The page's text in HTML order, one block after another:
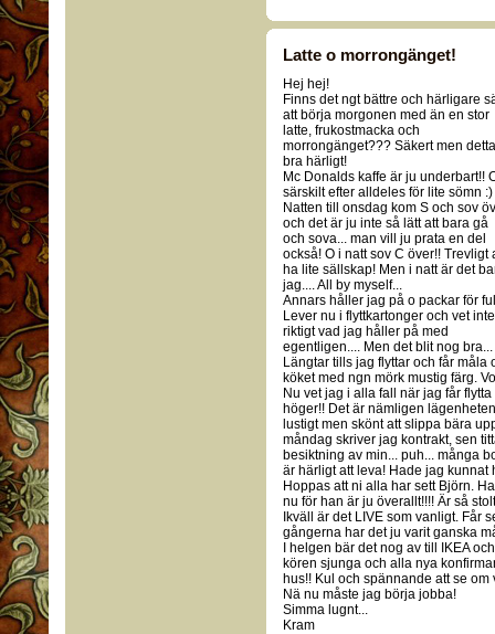
Latte o morrongänget!
Hej hej!
Finns det ngt bättre och härligare
att börja morgonen med än en stor
latte, frukostmacka och
morrongänget??? Säkert men
bra härligt!
Mc Donalds kaffe är ju underbart!!
särskilt efter alldeles för lite sömn :)
Natten till onsdag kom S och sov
och det är ju inte så lätt att bara gå
och sova... man vill ju prata en del
också! O i natt sov C över!! Trevligt
ha lite sällskap! Men i natt är det
jag.... All by myself...
Annars håller jag på o packar för
Lever nu i flyttkartonger och vet inte
riktigt vad jag håller på med
egentligen.... Men det blit nog
Längtar tills jag flyttar och får
köket med ngn mörk mustig färg.
Nu vet jag i alla fall när jag får
höger!! Det är nämligen
lustigt men skönt att slippa bära
måndag skriver jag kontrakt, sen
besiktning av min... puh... många
är härligt att leva! Hade jag kunnat
Hoppas att ni alla har sett Björn.
nu för han är ju överallt!!!! Är så
Ikväll är det LIVE som vanligt. Får
gångerna har det ju varit ganska
I helgen bär det nog av till IKEA
kören sjunga och alla nya
hus!! Kul och spännande att se
Nä nu måste jag börja jobba!
Simma lugnt...
Kram